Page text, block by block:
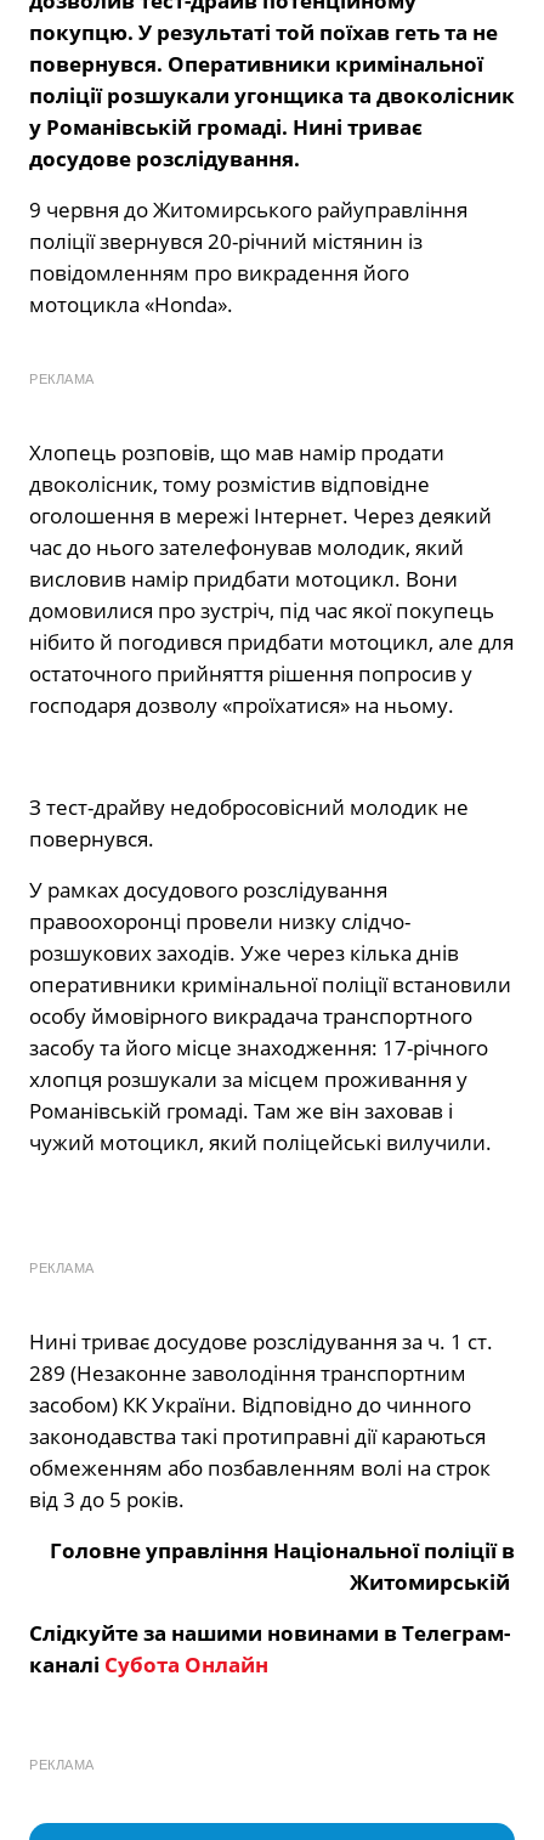
покупцю. У результаті той поїхав геть та не
повернувся. Оперативники кримінальної
поліції розшукали угонщика та двоколісник
у Романівській громаді. Нині триває
досудове розслідування.
9 червня до Житомирського райуправління
поліції звернувся 20-річний містянин із
повідомленням про викрадення його
мотоцикла «Honda».
РЕКЛАМА
Хлопець розповів, що мав намір продати
двоколісник, тому розмістив відповідне
оголошення в мережі Інтернет. Через деякий
час до нього зателефонував молодик, який
висловив намір придбати мотоцикл. Вони
домовилися про зустріч, під час якої покупець
нібито й погодився придбати мотоцикл, але для
остаточного прийняття рішення попросив у
господаря дозволу «проїхатися» на ньому.
З тест-драйву недобросовісний молодик не
повернувся.
У рамках досудового розслідування
правоохоронці провели низку слідчо-
розшукових заходів. Уже через кілька днів
оперативники кримінальної поліції встановили
особу ймовірного викрадача транспортного
засобу та його місце знаходження: 17-річного
хлопця розшукали за місцем проживання у
Романівській громаді. Там же він заховав і
чужий мотоцикл, який поліцейські вилучили.
РЕКЛАМА
Нині триває досудове розслідування за ч. 1 ст.
289 (Незаконне заволодіння транспортним
засобом) КК України. Відповідно до чинного
законодавства такі протиправні дії караються
обмеженням або позбавленням волі на строк
від 3 до 5 років.
Головне управління Національної поліції в
Житомирській
Слідкуйте за нашими новинами в Телеграм-
каналі Субота Онлайн
РЕКЛАМА